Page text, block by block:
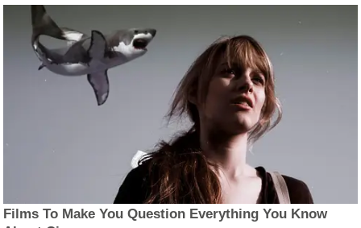
Films To Make You Question Everything You Know